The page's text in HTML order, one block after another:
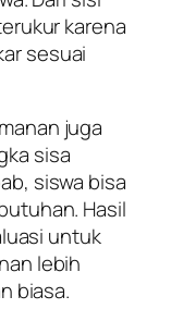
karena
sesuai
juga
sisa
siswa bisa
Hasil
untuk
lebih
biasa.